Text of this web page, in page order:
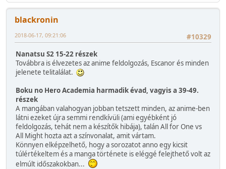
blackronin
#10329
2018-06-17, 09:21:06
Nanatsu S2 15-22 részek
Továbbra is élvezetes az anime feldolgozás, Escanor és minden
jelenete telitalálat.
Boku no Hero Academia harmadik évad, vagyis a 39-49.
részek
A mangában valahogyan jobban tetszett minden, az anime-ben
látni ezeket újra semmi rendkívüli (ami egyébként jó
feldolgozás, tehát nem a készítők hibája), talán All for One vs
All Might hozta azt a színvonalat, amit vártam.
Könnyen elképzelhető, hogy a sorozatot anno egy kicsit
túlértékeltem és a manga története is eléggé felejthető volt az
elmúlt időszakokban...